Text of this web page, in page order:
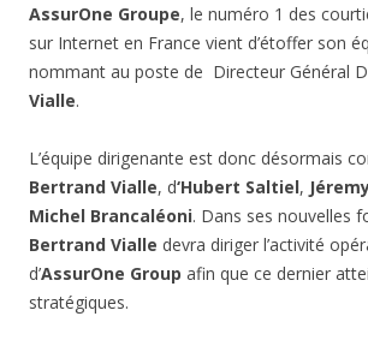
AssurOne Groupe, le numéro 1 des
sur Internet en France vient d’étoffer son
nommant au poste de Directeur Général
Vialle.
L’équipe dirigenante est donc désormais
Bertrand Vialle, d‘Hubert Saltiel,
Michel Brancaléoni. Dans ses nouvelles
Bertrand Vialle devra diriger l’activité
d’AssurOne Group afin que ce dernier
stratégiques.